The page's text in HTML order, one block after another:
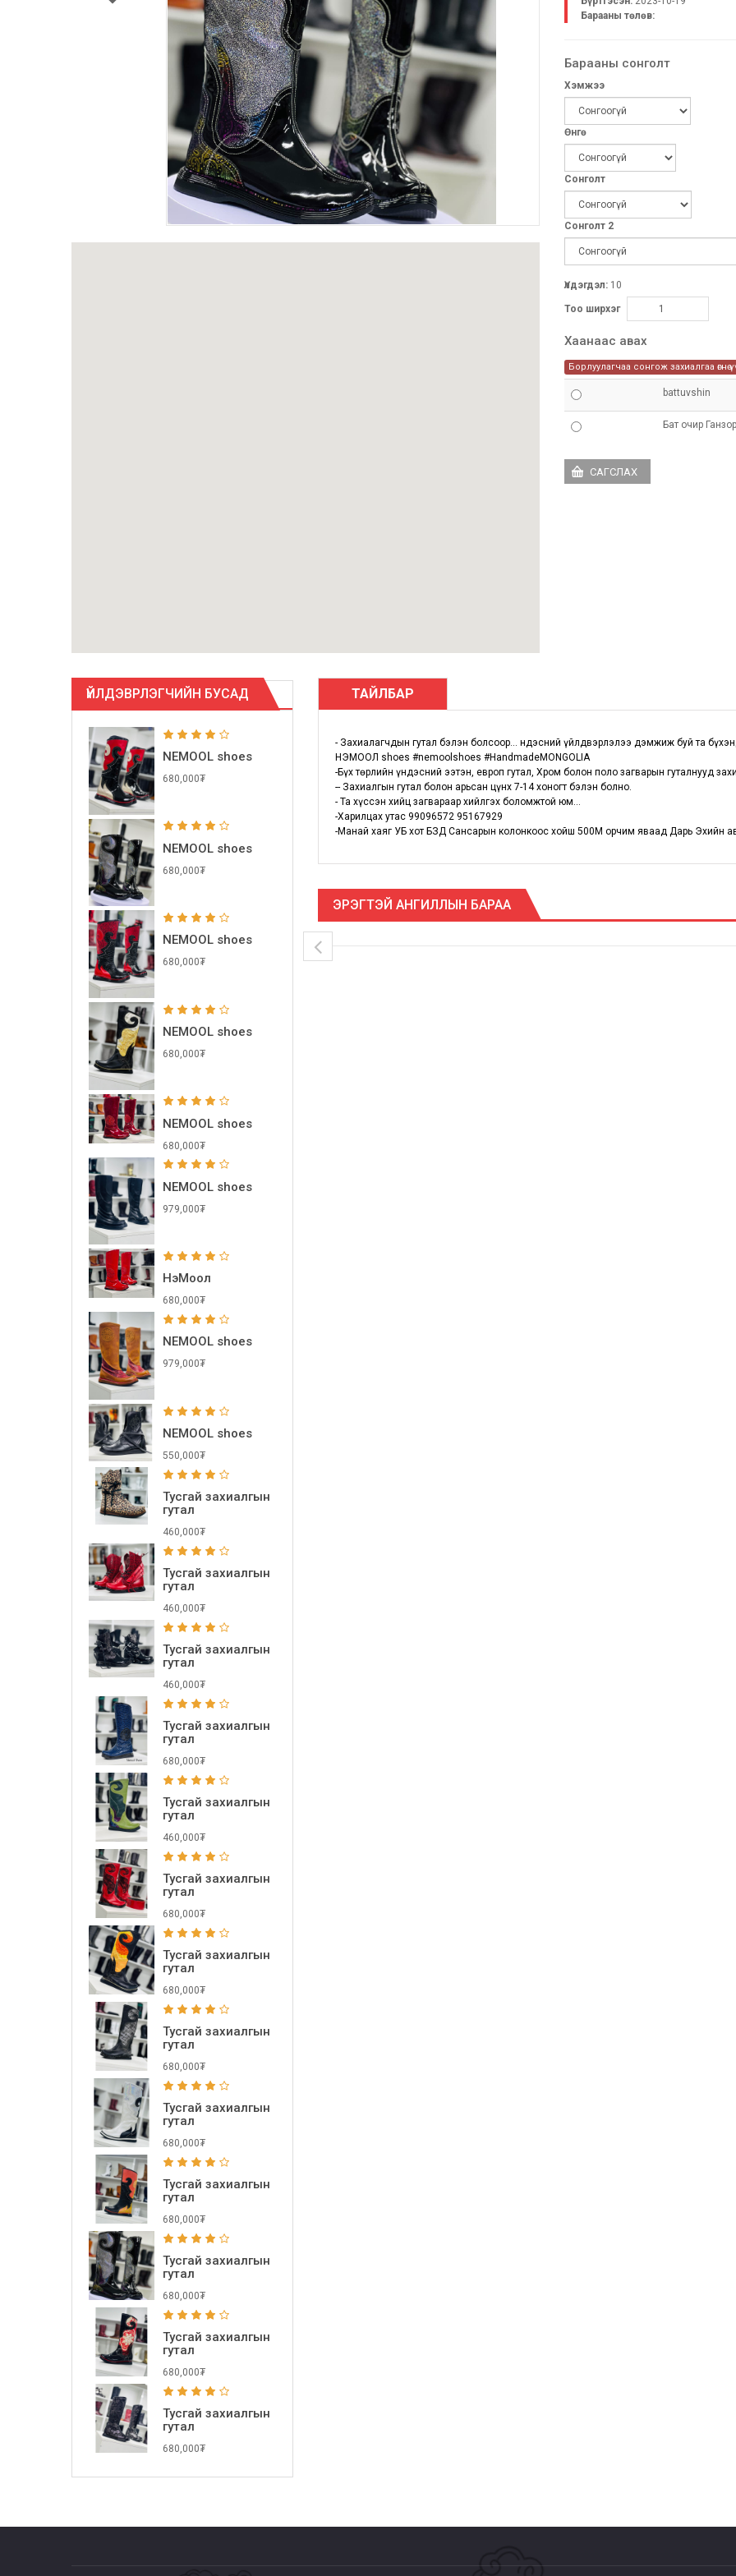
Барааны төлөв:
Барааны сонголт
Хэмжээ
Өнгө
Сонголт
Сонголт 2
Үлдэгдэл: 10
Тоо ширхэг
Хаанаас авах
Борлуулагчаа сонгож захиалгаа өгнө
battuvshin
Бат очир
ҮЙЛДЭВРЛЭГЧИЙН БУСАД
NEMOOL shoes
680,000₮
NEMOOL shoes
680,000₮
NEMOOL shoes
680,000₮
NEMOOL shoes
680,000₮
NEMOOL shoes
680,000₮
NEMOOL shoes
979,000₮
НэМоол
680,000₮
NEMOOL shoes
979,000₮
NEMOOL shoes
550,000₮
Тусгай захиалгын
гутал
460,000₮
Тусгай захиалгын
гутал
460,000₮
Тусгай захиалгын
гутал
460,000₮
Тусгай захиалгын
гутал
680,000₮
Тусгай захиалгын
гутал
460,000₮
Тусгай захиалгын
гутал
680,000₮
Тусгай захиалгын
гутал
680,000₮
Тусгай захиалгын
гутал
680,000₮
Тусгай захиалгын
гутал
680,000₮
Тусгай захиалгын
гутал
680,000₮
Тусгай захиалгын
гутал
680,000₮
Тусгай захиалгын
гутал
680,000₮
Тусгай захиалгын
гутал
680,000₮
ТАЙЛБАР
- Захиалагчдын гутал бэлэн болсоор... Үндэсний үйлдвэрлэлээ дэмжиж буй та
НЭМООЛ shoes #nemoolshoes #HandmadeMONGOLIA
-Бүх төрлийн үндэсний ээтэн, европ гутал, Хром болон поло загварын гуталнууд
-- Захиалгын гутал болон арьсан цүнх 7-14 хоногт бэлэн болно.
- Та хүссэн хийц загвараар хийлгэх боломжтой юм...
-Харилцах утас 99096572 95167929
-Манай хаяг УБ хот БЗД Сансарын колонкоос хойш 500М орчим яваад Дарь Эхийн
ЭРЭГТЭЙ АНГИЛЛЫН БАРАА